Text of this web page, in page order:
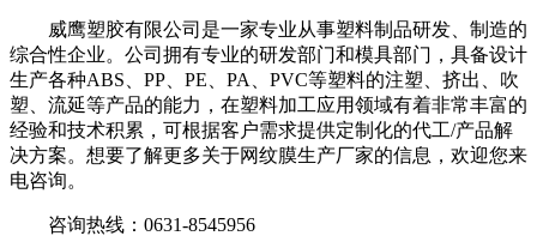
威鹰塑胶有限公司是一家专业从事塑料制品研发、制造的
综合性企业。公司拥有专业的研发部门和模具部门，具备设计
生产各种ABS、PP、PE、PA、PVC等塑料的注塑、挤出、吹
塑、流延等产品的能力，在塑料加工应用领域有着非常丰富的
经验和技术积累，可根据客户需求提供定制化的代工/产品解
决方案。想要了解更多关于网纹膜生产厂家的信息，欢迎您来
电咨询。
咨询热线：0631-8545956